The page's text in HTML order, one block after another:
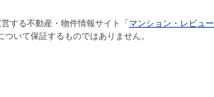
する不動産・物件情報サイト「 マンション・レビュー
いて保証するものではありません。